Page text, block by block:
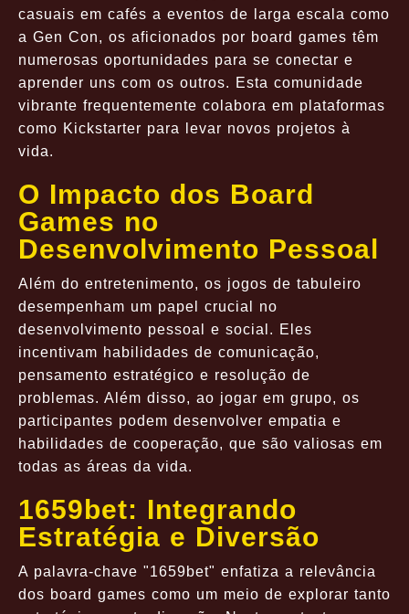
casuais em cafés a eventos de larga escala como
a Gen Con, os aficionados por board games têm
numerosas oportunidades para se conectar e
aprender uns com os outros. Esta comunidade
vibrante frequentemente colabora em plataformas
como Kickstarter para levar novos projetos à
vida.
O Impacto dos Board
Games no
Desenvolvimento Pessoal
Além do entretenimento, os jogos de tabuleiro
desempenham um papel crucial no
desenvolvimento pessoal e social. Eles
incentivam habilidades de comunicação,
pensamento estratégico e resolução de
problemas. Além disso, ao jogar em grupo, os
participantes podem desenvolver empatia e
habilidades de cooperação, que são valiosas em
todas as áreas da vida.
1659bet: Integrando
Estratégia e Diversão
A palavra-chave "1659bet" enfatiza a relevância
dos board games como um meio de explorar tanto